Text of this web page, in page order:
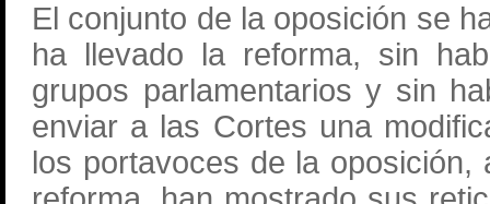
El conjunto de la oposición se
ha llevado la reforma, sin
grupos parlamentarios y sin
enviar a las Cortes una
los portavoces de la